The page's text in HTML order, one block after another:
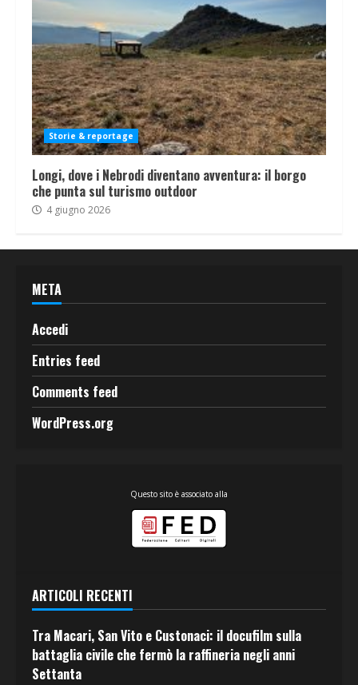
Storie & reportage
Longi, dove i Nebrodi diventano avventura: il borgo
che punta sul turismo outdoor
4 giugno 2026
META
Accedi
Entries feed
Comments feed
WordPress.org
Questo sito è associato alla
ARTICOLI RECENTI
Tra Macari, San Vito e Custonaci: il docufilm sulla
battaglia civile che fermò la raffineria negli anni
Settanta